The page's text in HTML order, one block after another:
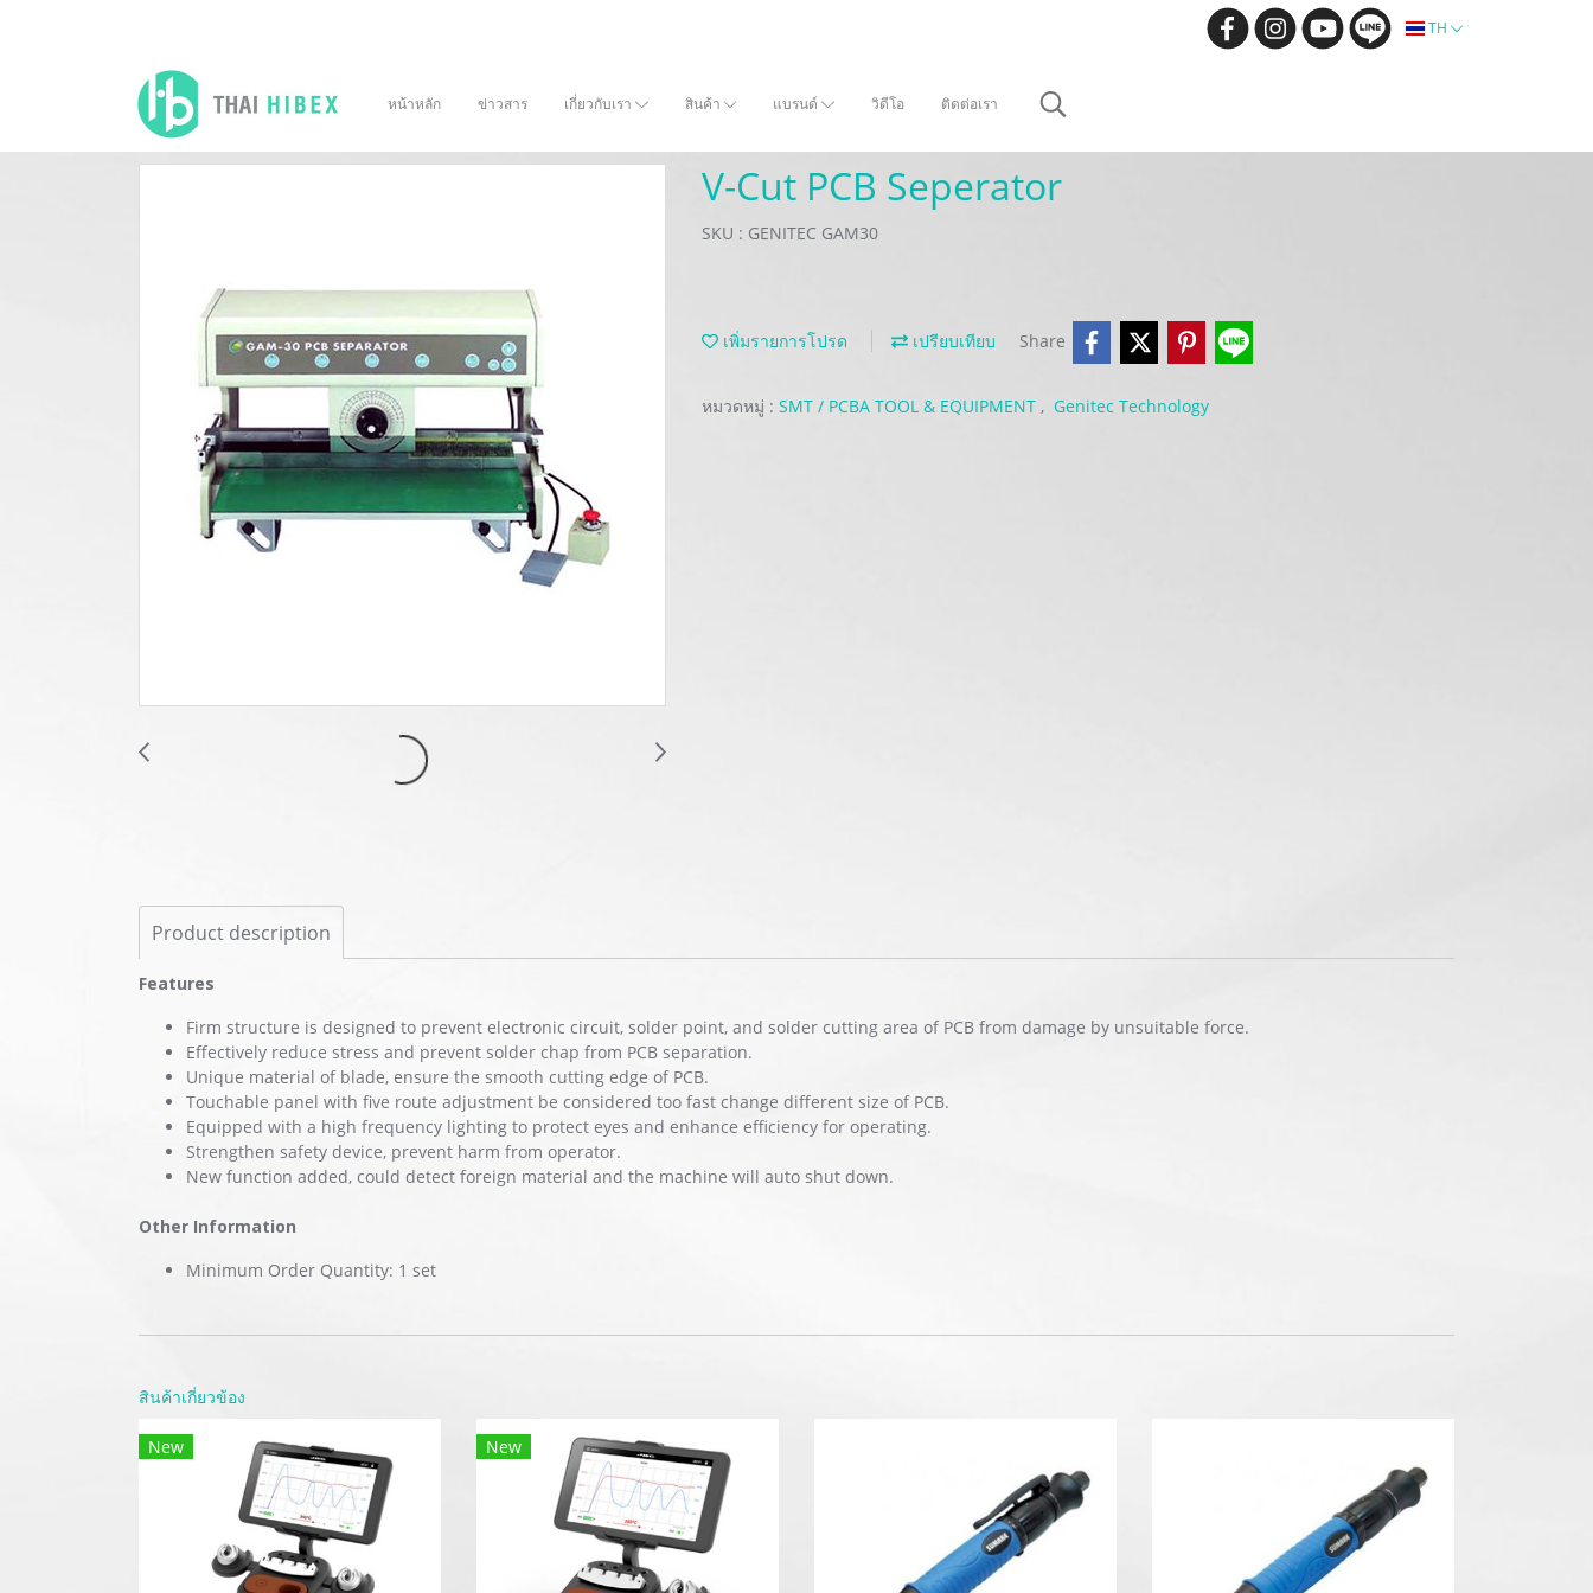
TH
หน้าหลัก ข่าวสาร เกี่ยวกับเรา สินค้า แบรนด์ วิดีโอ ติดต่อเรา
V-Cut PCB Seperator
SKU : GENITEC GAM30
เพิ่มรายการโปรด เปรียบเทียบ Share
หมวดหมู่ : SMT / PCBA TOOL & EQUIPMENT , Genitec Technology
Product description
Features
Firm structure is designed to prevent electronic circuit, solder point, and solder cutting area of PCB from damage by unsuitable force.
Effectively reduce stress and prevent solder chap from PCB separation.
Unique material of blade, ensure the smooth cutting edge of PCB.
Touchable panel with five route adjustment be considered too fast change different size of PCB.
Equipped with a high frequency lighting to protect eyes and enhance efficiency for operating.
Strengthen safety device, prevent harm from operator.
New function added, could detect foreign material and the machine will auto shut down.
Other Information
Minimum Order Quantity: 1 set
สินค้าเกี่ยวข้อง
New New